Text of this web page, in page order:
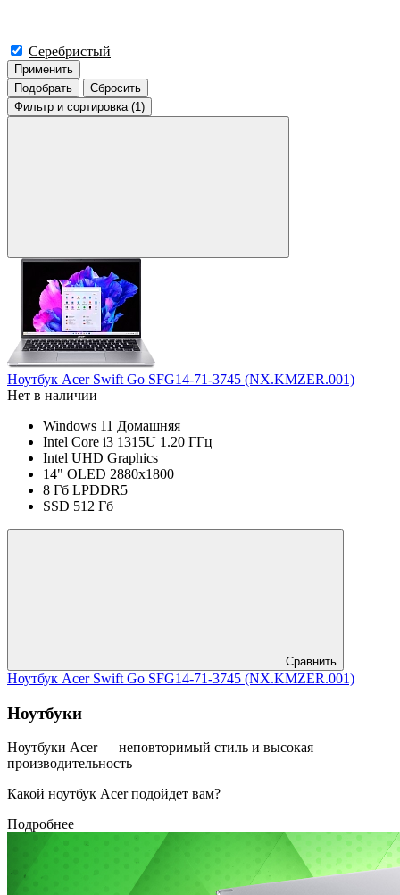
Серебристый
Применить
Подобрать
Сбросить
Фильтр и сортировка (1)
Ноутбук Acer Swift Go SFG14-71-3745 (NX.KMZER.001)
Нет в наличии
Windows 11 Домашняя
Intel Core i3 1315U 1.20 ГГц
Intel UHD Graphics
14" OLED 2880x1800
8 Гб LPDDR5
SSD 512 Гб
Сравнить
Ноутбук Acer Swift Go SFG14-71-3745 (NX.KMZER.001)
Ноутбуки
Ноутбуки Acer — неповторимый стиль и высокая
производительность
Какой ноутбук Acer подойдет вам?
Подробнее